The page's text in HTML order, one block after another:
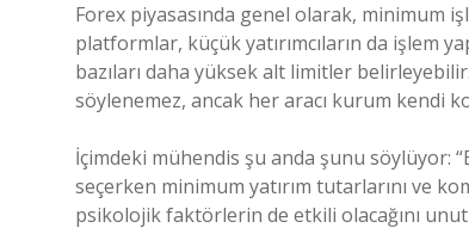
Forex piyasasında genel olarak, minimum
platformlar, küçük yatırımcıların da işlem
bazıları daha yüksek alt limitler
söylenemez, ancak her aracı kurum kendi
İçimdeki mühendis şu anda şunu söylüyor:
seçerken minimum yatırım tutarlarını ve
psikolojik faktörlerin de etkili olacağını